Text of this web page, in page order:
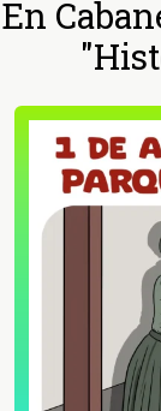
En